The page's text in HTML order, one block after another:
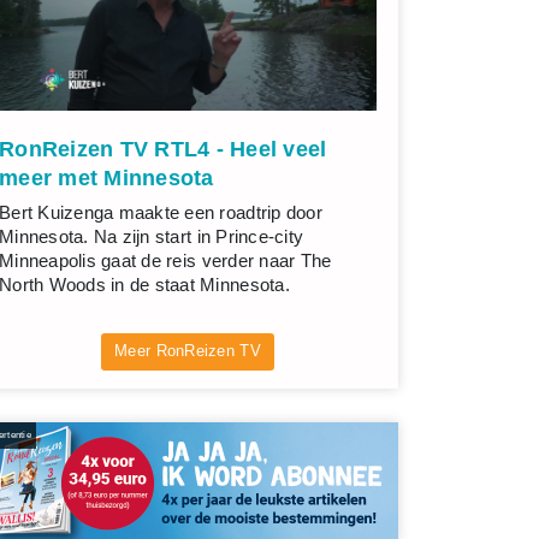
RonReizen TV RTL4 - Heel veel
meer met Minnesota
Bert Kuizenga maakte een roadtrip door
Minnesota. Na zijn start in Prince-city
Minneapolis gaat de reis verder naar The
North Woods in de staat Minnesota.
Meer RonReizen TV